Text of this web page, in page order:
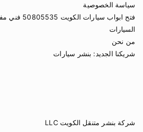
سياسة الخصوصية
فتح ابواب
السيارات
من نحن
شريكنا الجديد: بنشر سيارات
شركة بنشر متنقل الكويت LLC